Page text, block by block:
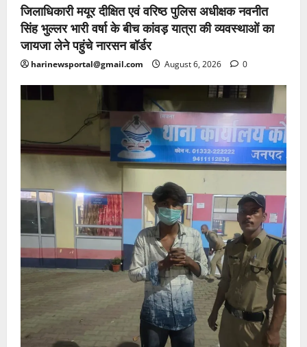
जिलाधिकारी मयूर दीक्षित एवं वरिष्ठ पुलिस अधीक्षक नवनीत
सिंह भुल्लर भारी वर्षा के बीच कांवड़ यात्रा की व्यवस्थाओं का
जायजा लेने पहुंचे नारसन बॉर्डर
harinewsportal@gmail.com August 6, 2026 0